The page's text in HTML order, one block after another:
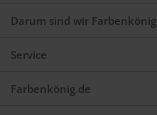
Darum sind wir Farbenkönig
Service
Farbenkönig.de